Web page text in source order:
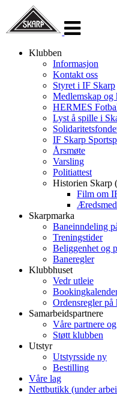
navigasjon
Klubben
Informasjon
Kontakt oss
Styret i IF Skarp
Medlemskap og
HERMES
Lyst å spille i
IF Skarp
Årsmøte
Varsling
Politiattest
Historien Skarp
Film om
Skarpmarka
Baneinndeling
Treningstider
Beliggenhet og
Baneregler
Klubbhuset
Vedr utleie
Ordensregler på
Samarbeidspartnere
Våre partnere
Støtt klubben
Utstyr
Utstyrsside ny
Bestilling
Våre lag
Nettbutikk (under